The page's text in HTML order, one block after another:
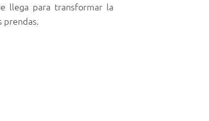
llega para transformar la